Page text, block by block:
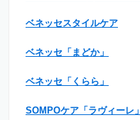
ベネッセスタイルケア
ベネッセ「まどか」
ベネッセ「くらら」
SOMPOケア「ラヴィーレ」